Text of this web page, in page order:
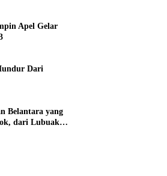
Apel Gelar
Dari
Belantara yang
dari Lubuak